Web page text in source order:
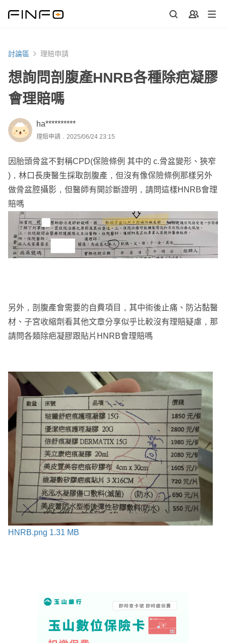
討論區 理賠申請
想詢問剖腹產HNRB各種除疤凝膠
會理賠嗎
ha**********
理賠申請．2025/06/24 23:15
因胎頭骨盆不對稱CPD(保險條例 其中的 c.骨盆變形、狹窄
)，林口長庚醫生採取剖腹產，但沒有像保險條例那樣另外
做骨盆腔攝影，但醫師有開診斷證明，請問這樣HNRB會理
賠嗎
另外，剖腹產會需要的自費項目，其中術後止痛、防沾黏醫
材、子宮收縮劑看其他文章分享似乎比較沒有理賠疑慮，那
請問各類除疤凝膠跟貼片HNRB會理賠嗎
HNRB.png 1.31 MB